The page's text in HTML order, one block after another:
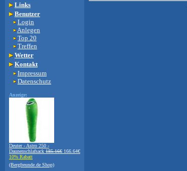
Links
Benutzer
Login
Anlegen
Top 20
Treffen
Wetter
Kontakt
Impressum
Datenschutz
Anzeige:
Deuter - Astro 250 -
Daunenschlafsack 185.16€ 166.64€
10% Rabatt
(Bergfreunde.de Shop)